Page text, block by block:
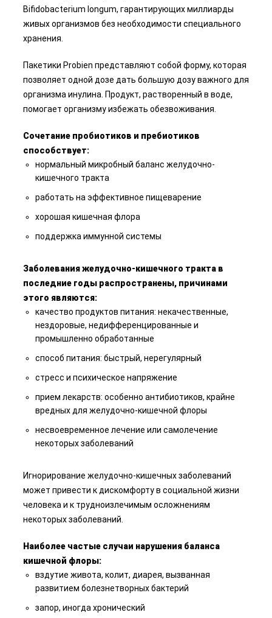
Bifidobacterium longum, гарантирующих миллиарды
живых организмов без необходимости специального
хранения.
Пакетики Probien представляют собой форму, которая
позволяет одной дозе дать большую дозу важного для
организма инулина. Продукт, растворенный в воде,
помогает организму избежать обезвоживания.
Сочетание пробиотиков и пребиотиков
способствует:
нормальный микробный баланс желудочно-
кишечного тракта
работать на эффективное пищеварение
хорошая кишечная флора
поддержка иммунной системы
Заболевания желудочно-кишечного тракта в
последние годы распространены, причинами
этого являются:
качество продуктов питания: некачественные,
нездоровые, недифференцированные и
промышленно обработанные
способ питания: быстрый, нерегулярный
стресс и психическое напряжение
прием лекарств: особенно антибиотиков, крайне
вредных для желудочно-кишечной флоры
несвоевременное лечение или самолечение
некоторых заболеваний
Игнорирование желудочно-кишечных заболеваний
может привести к дискомфорту в социальной жизни
человека и к трудноизлечимым осложнениям
некоторых заболеваний.
Наиболее частые случаи нарушения баланса
кишечной флоры:
вздутие живота, колит, диарея, вызванная
развитием болезнетворных бактерий
запор, иногда хронический